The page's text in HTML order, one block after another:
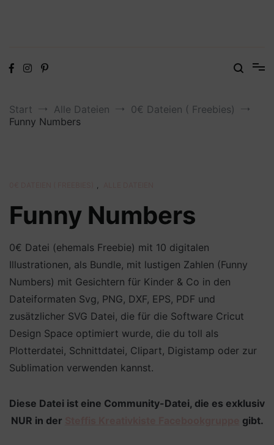
Start Alle Dateien
0€ Dateien ( Freebies)
Funny Numbers
,
Funny Numbers
0€ Datei (ehemals Freebie) mit 10 digitalen
Illustrationen, als Bundle, mit lustigen Zahlen (Funny
Numbers) mit Gesichtern für Kinder & Co in den
Dateiformaten Svg, PNG, DXF, EPS, PDF und
zusätzlicher SVG Datei, die für die Software Cricut
Design Space optimiert wurde, die du toll als
Plotterdatei, Schnittdatei, Clipart, Digistamp oder zur
Sublimation verwenden kannst.
Diese Datei ist eine Community-Datei, die es exklusiv
NUR in der
gibt.